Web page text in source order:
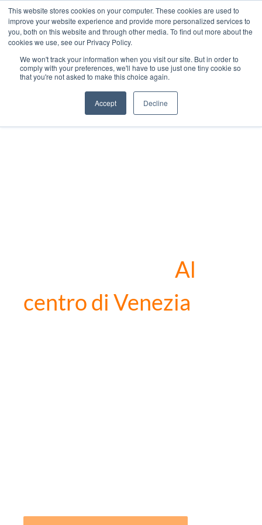
This website stores cookies on your computer. These cookies are used to
improve your website experience and provide more personalized services to
you, both on this website and through other media. To find out more about the
cookies we use, see our Privacy Policy.
We won't track your information when you visit our site. But in order to
comply with your preferences, we'll have to use just one tiny cookie so
that you're not asked to make this choice again.
Accept Decline
Salta
contenuto
Info e prenotazioni +39.0421.66171 |
info@adriabella.com
Adriabella
Iniziative Offerte
Shop
Blog Italiano
Al
centro di Venezia